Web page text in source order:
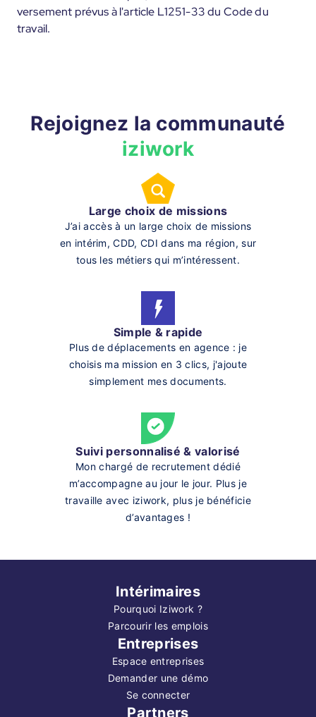
versement prévus à l'article L1251-33 du Code du
travail.
Rejoignez la communauté
iziwork
Large choix de missions
J’ai accès à un large choix de missions
en intérim, CDD, CDI dans ma région, sur
tous les métiers qui m’intéressent.
Simple & rapide
Plus de déplacements en agence : je
choisis ma mission en 3 clics, j'ajoute
simplement mes documents.
Suivi personnalisé & valorisé
Mon chargé de recrutement dédié
m’accompagne au jour le jour. Plus je
travaille avec iziwork, plus je bénéficie
d’avantages !
Intérimaires
Pourquoi Iziwork ?
Parcourir les emplois
Entreprises
Espace entreprises
Demander une démo
Se connecter
Partners